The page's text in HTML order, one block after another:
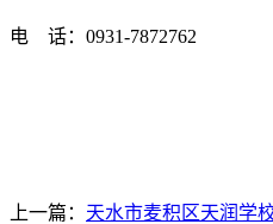
电 话： 0931-7872762
上一篇： 天水市麦积区天润学